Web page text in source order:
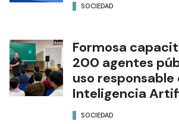
SOCIEDAD
Formosa
200 agentes
uso responsable
Inteligencia
SOCIEDAD